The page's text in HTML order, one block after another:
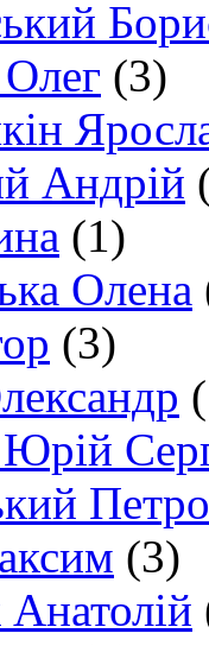
(3)
Андрій
(1)
Олена
(3)
Петро
(3)